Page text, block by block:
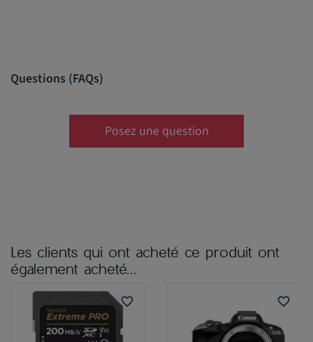
Questions (FAQs)
Posez une question
Les clients qui ont acheté ce produit ont
également acheté...
favorite_border favorite_border